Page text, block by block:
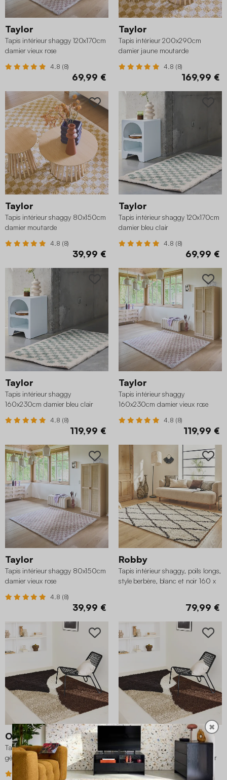
Taylor
Tapis intérieur shaggy 120x170cm
damier vieux rose
4.8 (8)
69,99 €
Taylor
Tapis intérieur 200x290cm
damier jaune moutarde
4.8 (8)
169,99 €
Taylor
Tapis intérieur shaggy 80x150cm
damier moutarde
4.8 (8)
39,99 €
Taylor
Tapis intérieur shaggy 120x170cm
damier bleu clair
4.8 (8)
69,99 €
Taylor
Tapis intérieur shaggy
160x230cm damier bleu clair
4.8 (8)
119,99 €
Taylor
Tapis intérieur shaggy
160x230cm damier vieux rose
4.8 (8)
119,99 €
Taylor
Tapis intérieur shaggy 80x150cm
damier vieux rose
4.8 (8)
39,99 €
Robby
Tapis intérieur shaggy, poils longs,
style berbère, blanc et noir 160 x
79,99 €
Omar
Tapis intérieur shaggy motifs
géométriques beige, marron, noir
120 x 160 cm
5 (1)
Omar
Tapis intérieur shaggy motifs
géométriques beige, marron, noir
200 x 290 cm
5 (1)
✖